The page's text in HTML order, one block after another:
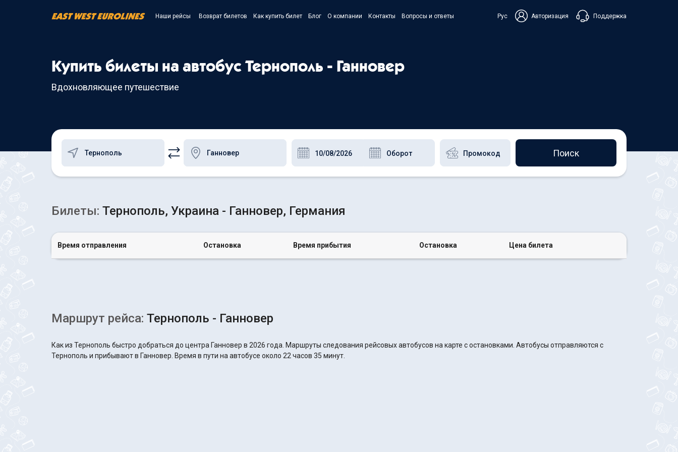
Наши рейсы Возврат билетов Как купить билет Блог О компании Контакты Вопросы и ответы Рус Авторизация Поддержка
Чат в Messenger
Купить билеты на автобус Тернополь - Ганновер
Вдохновляющее путешествие
Поиск
Билеты: Тернополь, Украина - Ганновер, Германия
Время отправления Остановка Время прибытия Остановка Цена билета
Маршрут рейса: Тернополь - Ганновер
Как из Тернополь быстро добраться до центра Ганновер в 2026 года. Маршруты следования рейсовых автобусов на карте с остановками. Автобусы отправляются с
Тернополь и прибывают в Ганновер. Время в пути на автобусе около 22 часов 35 минут.